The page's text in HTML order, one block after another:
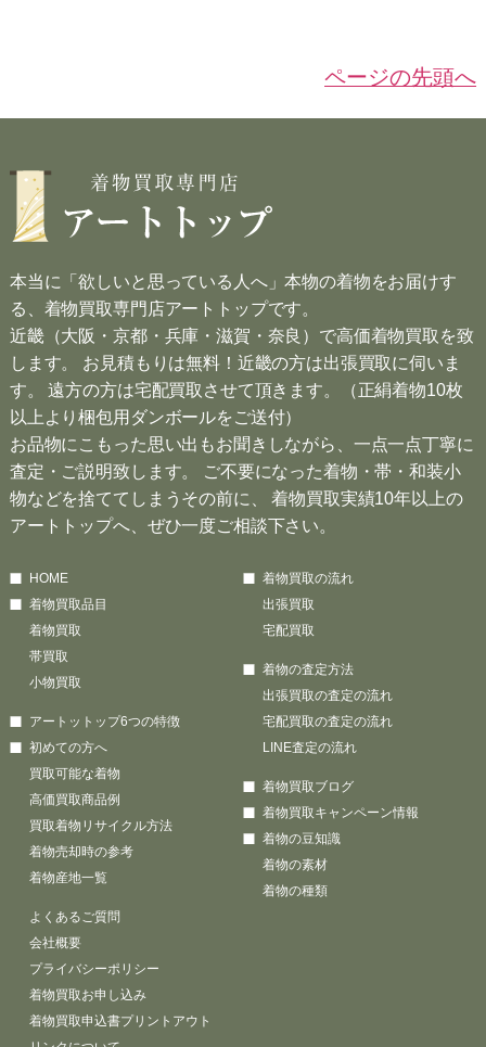
ページの先頭へ
本当に「欲しいと思っている人へ」本物の着物をお届けす
る、着物買取専門店アートトップです。
近畿（大阪・京都・兵庫・滋賀・奈良）で高価着物買取を致
します。 お見積もりは無料！近畿の方は出張買取に伺いま
す。 遠方の方は宅配買取させて頂きます。（正絹着物10枚
以上より梱包用ダンボールをご送付）
お品物にこもった思い出もお聞きしながら、一点一点丁寧に
査定・ご説明致します。 ご不要になった着物・帯・和装小
物などを捨ててしまうその前に、 着物買取実績10年以上の
アートトップへ、ぜひ一度ご相談下さい。
HOME
着物買取品目
着物買取
帯買取
小物買取
アートットップ6つの特徴
初めての方へ
買取可能な着物
高価買取商品例
買取着物リサイクル方法
着物売却時の参考
着物産地一覧
着物買取の流れ
出張買取
宅配買取
着物の査定方法
出張買取の査定の流れ
宅配買取の査定の流れ
LINE査定の流れ
着物買取ブログ
着物買取キャンペーン情報
着物の豆知識
着物の素材
着物の種類
よくあるご質問
会社概要
プライバシーポリシー
着物買取お申し込み
着物買取申込書プリントアウト